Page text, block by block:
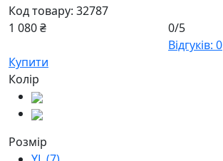
Код товару: 32787
1 080 ₴
0/5
Відгуків: 0
Купити
Колір
Розмір